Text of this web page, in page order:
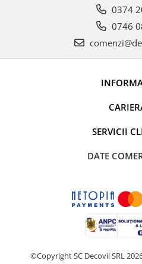
0374
0746
SERVICII
DATE
©Copyright SC Decovil SRL